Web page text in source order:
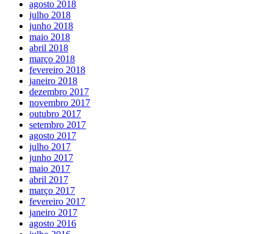
agosto 2018
julho 2018
junho 2018
maio 2018
abril 2018
março 2018
fevereiro 2018
janeiro 2018
dezembro 2017
novembro 2017
outubro 2017
setembro 2017
agosto 2017
julho 2017
junho 2017
maio 2017
abril 2017
março 2017
fevereiro 2017
janeiro 2017
agosto 2016